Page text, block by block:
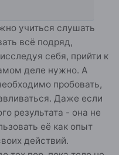
учиться слушать
всё подряд,
себя, прийти к
деле нужно. А
пробовать,
Даже если
результата - она не
её как опыт
действий.